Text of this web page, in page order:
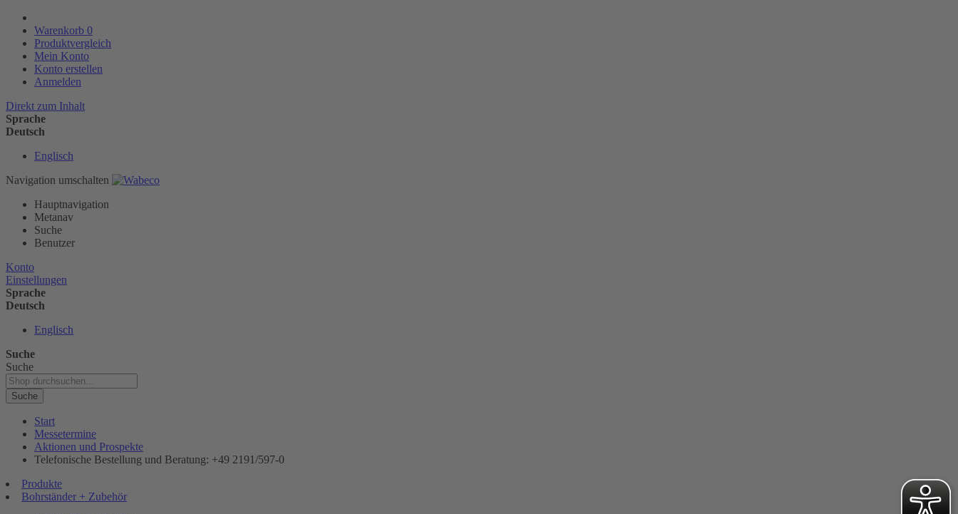
Warenkorb 0
Produktvergleich
Mein Konto
Konto erstellen
Anmelden
Direkt zum Inhalt
Sprache
Deutsch
Englisch
Navigation umschalten
Hauptnavigation
Metanav
Suche
Benutzer
Konto
Einstellungen
Sprache
Deutsch
Englisch
Suche
Suche
Suche
Start
Messetermine
Aktionen und Prospekte
Telefonische Bestellung und Beratung: +49 2191/597-0
Produkte
Bohrständer + Zubehör